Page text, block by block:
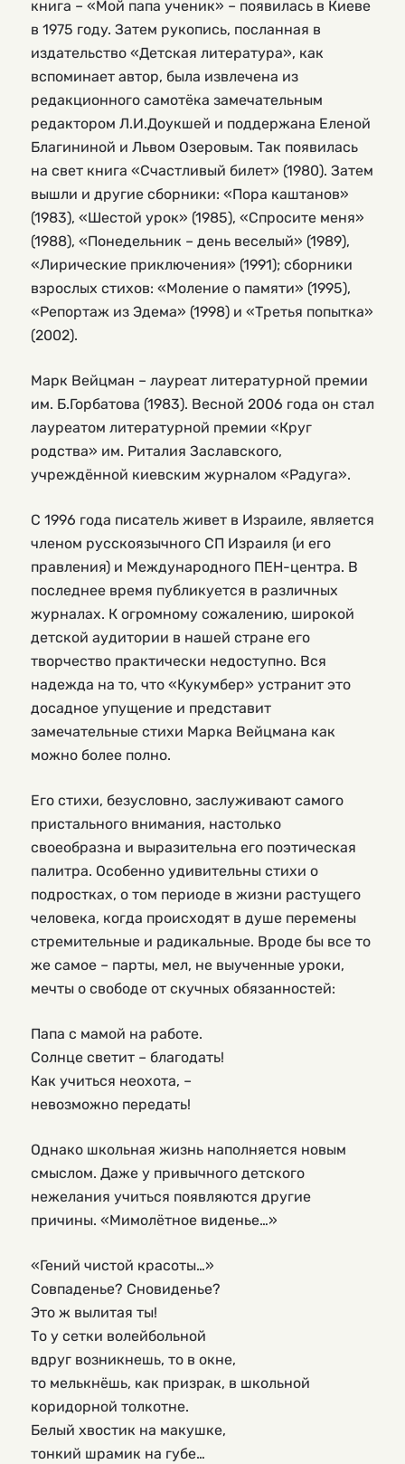
книга – «Мой папа ученик» – появилась в Киеве
в 1975 году. Затем рукопись, посланная в
издательство «Детская литература», как
вспоминает автор, была извлечена из
редакционного самотёка замечательным
редактором Л.И.Доукшей и поддержана Еленой
Благининой и Львом Озеровым. Так появилась
на свет книга «Счастливый билет» (1980). Затем
вышли и другие сборники: «Пора каштанов»
(1983), «Шестой урок» (1985), «Спросите меня»
(1988), «Понедельник – день веселый» (1989),
«Лирические приключения» (1991); сборники
взрослых стихов: «Моление о памяти» (1995),
«Репортаж из Эдема» (1998) и «Третья попытка»
(2002).
Марк Вейцман – лауреат литературной премии
им. Б.Горбатова (1983). Весной 2006 года он стал
лауреатом литературной премии «Круг
родства» им. Риталия Заславского,
учреждённой киевским журналом «Радуга».
С 1996 года писатель живет в Израиле, является
членом русскоязычного СП Израиля (и его
правления) и Международного ПЕН-центра. В
последнее время публикуется в различных
журналах. К огромному сожалению, широкой
детской аудитории в нашей стране его
творчество практически недоступно. Вся
надежда на то, что «Кукумбер» устранит это
досадное упущение и представит
замечательные стихи Марка Вейцмана как
можно более полно.
Его стихи, безусловно, заслуживают самого
пристального внимания, настолько
своеобразна и выразительна его поэтическая
палитра. Особенно удивительны стихи о
подростках, о том периоде в жизни растущего
человека, когда происходят в душе перемены
стремительные и радикальные. Вроде бы все то
же самое – парты, мел, не выученные уроки,
мечты о свободе от скучных обязанностей:
Папа с мамой на работе.
Солнце светит – благодать!
Как учиться неохота, –
невозможно передать!
Однако школьная жизнь наполняется новым
смыслом. Даже у привычного детского
нежелания учиться появляются другие
причины. «Мимолётное виденье…»
«Гений чистой красоты…»
Совпаденье? Сновиденье?
Это ж вылитая ты!
То у сетки волейбольной
вдруг возникнешь, то в окне,
то мелькнёшь, как призрак, в школьной
коридорной толкотне.
Белый хвостик на макушке,
тонкий шрамик на губе…